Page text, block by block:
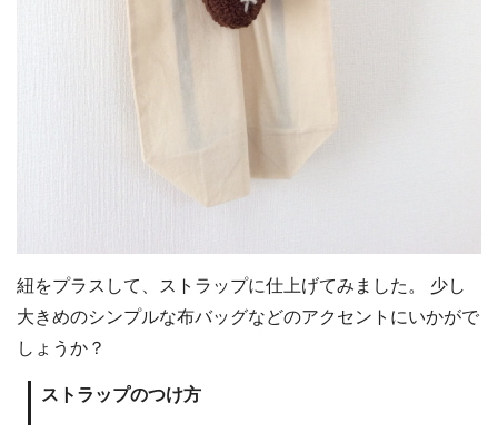
紐をプラスして、ストラップに仕上げてみました。 少し
大きめのシンプルな布バッグなどのアクセントにいかがで
しょうか？
ストラップのつけ方